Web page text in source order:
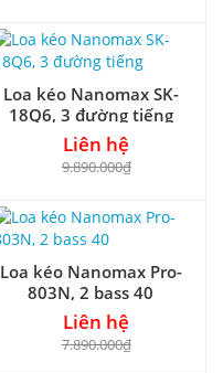
Loa kéo Nanomax SK-
18Q6, 3 đường tiếng
Liên hệ
9.890.000₫
Loa kéo Nanomax Pro-
803N, 2 bass 40
Liên hệ
7.890.000₫